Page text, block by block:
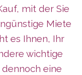
mit der Sie
Miete
es Ihnen, Ihr
wichtige
eine